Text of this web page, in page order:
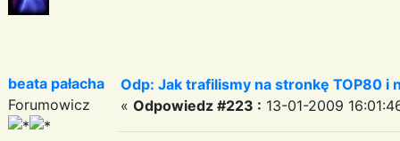
beata pałacha
Forumowicz
Odp: Jak trafilismy na stronkę TOP80 i
« Odpowiedz #223 : 13-01-2009